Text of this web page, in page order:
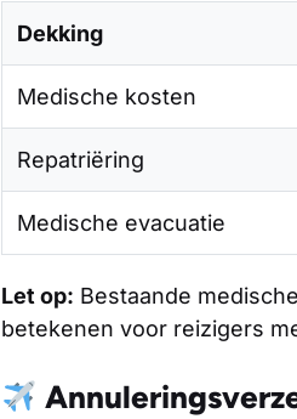
Dekking
Medische kosten
Repatriëring
Medische evacuatie
Let op: Bestaande
betekenen voor reizigers